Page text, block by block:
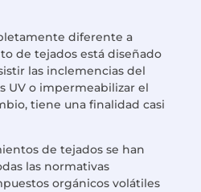
diferente a
de tejados está diseñado
las inclemencias del
UV o impermeabilizar el
tiene una finalidad casi
de tejados se han
las normativas
orgánicos volátiles